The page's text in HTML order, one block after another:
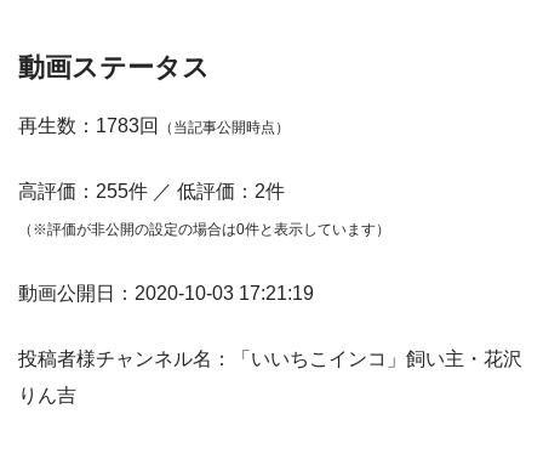
動画ステータス
再生数：1783回 （当記事公開時点）
高評価：255件 ／ 低評価：2件
（※評価が非公開の設定の場合は0件と表示しています）
動画公開日：2020-10-03 17:21:19
投稿者様チャンネル名：「いいちこインコ」飼い主・花沢
りん吉